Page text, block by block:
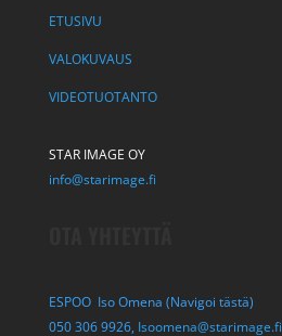
ETUSIVU
VALOKUVAUS
VIDEOTUOTANTO
STAR IMAGE OY
info@starimage.fi
ESPOO Iso Omena (Navigoi tästä)
050 306 9926, Isoomena@starimage.fi